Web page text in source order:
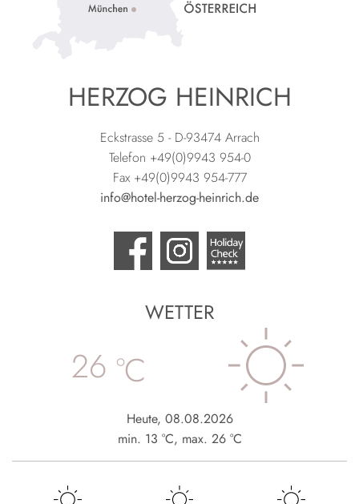
HERZOG HEINRICH
Eckstrasse 5 - D-93474 Arrach
Telefon +49(0)9943 954-0
Fax +49(0)9943 954-777
info@hotel-herzog-heinrich.de
WETTER
26 °C
Heute, 08.08.2026
min. 13 °C, max. 26 °C